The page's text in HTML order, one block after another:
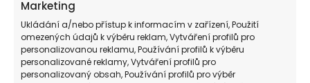
Marketing
Ukládání a/nebo přístup k informacím v zařízení, Použití
omezených údajů k výběru reklam, Vytváření profilů pro
personalizovanou reklamu, Používání profilů k výběru
personalizované reklamy, Vytváření profilů pro
personalizovaný obsah, Používání profilů pro výběr